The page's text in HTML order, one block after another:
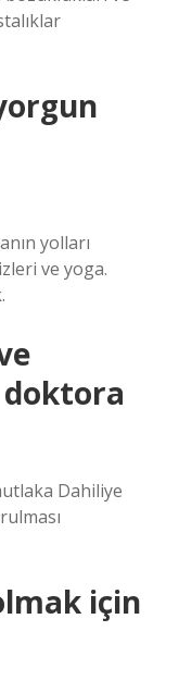
yolları
ve yoga.
Dahiliye
için